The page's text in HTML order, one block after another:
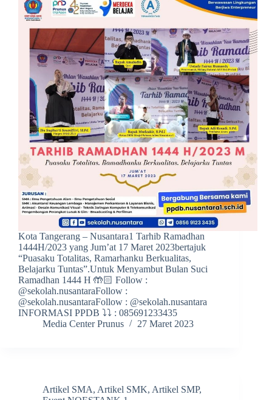
Kota Tangerang – Nusantara1 Tarhib Ramadhan
1444H/2023 yang Jum’at 17 Maret 2023bertajuk
“Puasaku Totalitas, Ramarhanku Berkualitas,
Belajarku Tuntas”.Untuk Menyambut Bulan Suci
Ramadhan 1444 H 🤲🏻 Follow :
@sekolah.nusantaraFollow :
@sekolah.nusantaraFollow : @sekolah.nusantara
INFORMASI PPDB ⤵⤵ : 085691233435
Media Center Prunus
27 Maret 2023
Artikel SMA, Artikel SMK, Artikel SMP,